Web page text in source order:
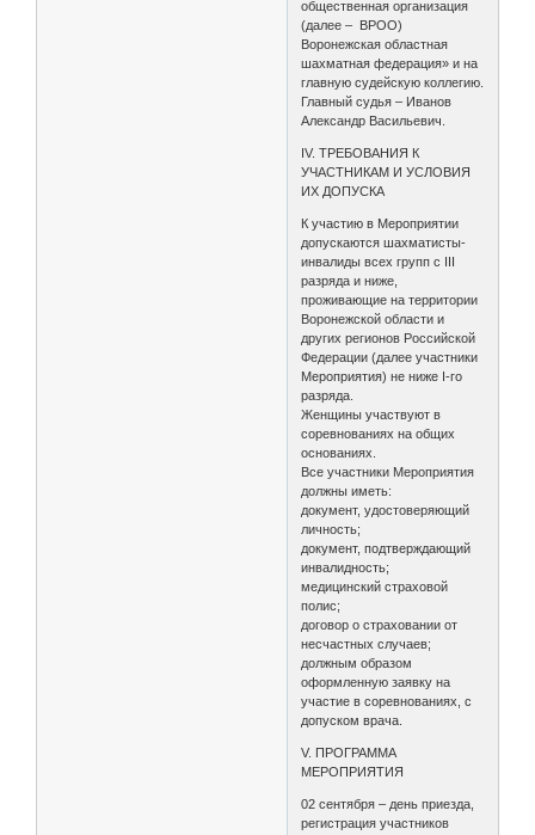
общественная организация
(далее – ВРОО)
Воронежская областная
шахматная федерация» и на
главную судейскую коллегию.
Главный судья – Иванов
Александр Васильевич.
IV. ТРЕБОВАНИЯ К
УЧАСТНИКАМ И УСЛОВИЯ
ИХ ДОПУСКА
К участию в Мероприятии
допускаются шахматисты-
инвалиды всех групп с III
разряда и ниже,
проживающие на территории
Воронежской области и
других регионов Российской
Федерации (далее участники
Мероприятия) не ниже I-го
разряда.
Женщины участвуют в
соревнованиях на общих
основаниях.
Все участники Мероприятия
должны иметь:
документ, удостоверяющий
личность;
документ, подтверждающий
инвалидность;
медицинский страховой
полис;
договор о страховании от
несчастных случаев;
должным образом
оформленную заявку на
участие в соревнованиях, с
допуском врача.
V. ПРОГРАММА
МЕРОПРИЯТИЯ
02 сентября – день приезда,
регистрация участников